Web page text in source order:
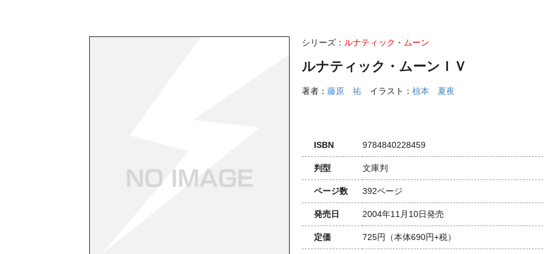
シリーズ： ルナティック・ムーン
ルナティック・ムーンＩＶ
著者： 藤原 祐 イラスト： 椋本 夏夜
ISBN 9784840228459
判型 文庫判
ページ数 392ページ
発売日 2004年11月10日発売
定価 725円 （本体690円+税）